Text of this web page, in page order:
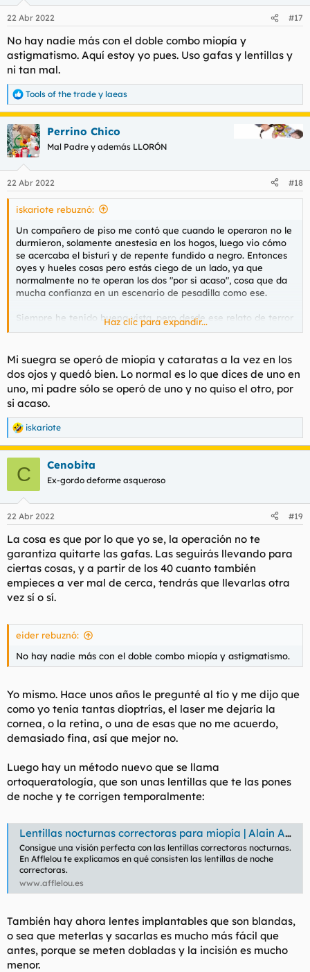
e
:
22 Abr 2022 #17
No hay nadie más con el doble combo miopía y
astigmatismo. Aquí estoy yo pues. Uso gafas y lentillas y
ni tan mal.
R
e
a
c
c
i
e
s
Tools of the trade y laeas
Perrino Chico
Mal Padre y además LLORÓN
22 Abr 2022 #18
iskariote rebuznó:
Un compañero de piso me contó que cuando le operaron no le
durmieron, solamente anestesia en los hogos, luego vio cómo
se acercaba el bisturí y de repente fundido a negro. Entonces
oyes y hueles cosas pero estás ciego de un lado, ya que
normalmente no te operan los dos "por si acaso", cosa que da
mucha confianza en un escenario de pesadilla como ese.
Siempre he tenido buena vista, pero desde ese relato de terror
procuro hartarme a zanahorias y echarme gotas hidratantes. Y
Haz clic para expandir...
Mi suegra se operó de miopía y cataratas a la vez en los
dos ojos y quedó bien. Lo normal es lo que dices de uno en
uno, mi padre sólo se operó de uno y no quiso el otro, por
si acaso.
R
e
a
e
:
iskariote
C Cenobita
Ex-gordo deforme asqueroso
22 Abr 2022 #19
La cosa es que por lo que yo se, la operación no te
garantiza quitarte las gafas. Las seguirás llevando para
ciertas cosas, y a partir de los 40 cuanto también
empieces a ver mal de cerca, tendrás que llevarlas otra
vez sí o sí.
eider rebuznó:
No hay nadie más con el doble combo miopía y astigmatismo.
Yo mismo. Hace unos años le pregunté al tío y me dijo que
como yo tenía tantas dioptrías, el laser me dejaría la
cornea, o la retina, o una de esas que no me acuerdo,
demasiado fina, así que mejor no.
Luego hay un método nuevo que se llama
ortoqueratología, que son unas lentillas que te las pones
de noche y te corrigen temporalmente:
Lentillas nocturnas correctoras para miopía | Alain Afflelou
Consigue una visión perfecta con las lentillas correctoras nocturnas.
En Afflelou te explicamos en qué consisten las lentillas de noche
correctoras.
www.afflelou.es
También hay ahora lentes implantables que son blandas,
o sea que meterlas y sacarlas es mucho más fácil que
antes, porque se meten dobladas y la incisión es mucho
menor.